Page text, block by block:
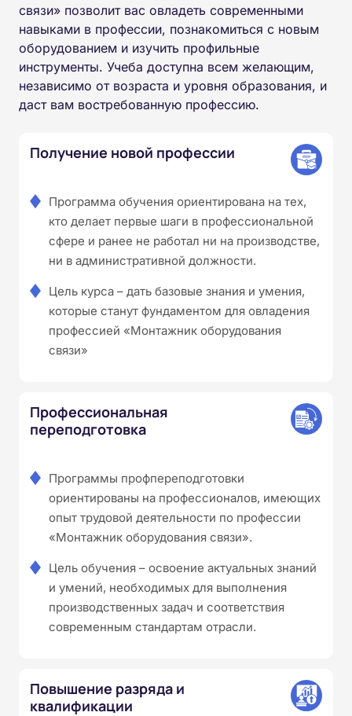
связи» позволит вас овладеть современными
навыками в профессии, познакомиться с новым
оборудованием и изучить профильные
инструменты. Учеба доступна всем желающим,
независимо от возраста и уровня образования, и
даст вам востребованную профессию.
Получение новой профессии
Программа обучения ориентирована на тех,
кто делает первые шаги в профессиональной
сфере и ранее не работал ни на производстве,
ни в административной должности.
Цель курса – дать базовые знания и умения,
которые станут фундаментом для овладения
профессией «Монтажник оборудования
связи»
Профессиональная
переподготовка
Программы профпереподготовки
ориентированы на профессионалов, имеющих
опыт трудовой деятельности по профессии
«Монтажник оборудования связи».
Цель обучения – освоение актуальных знаний
и умений, необходимых для выполнения
производственных задач и соответствия
современным стандартам отрасли.
Повышение разряда и
квалификации